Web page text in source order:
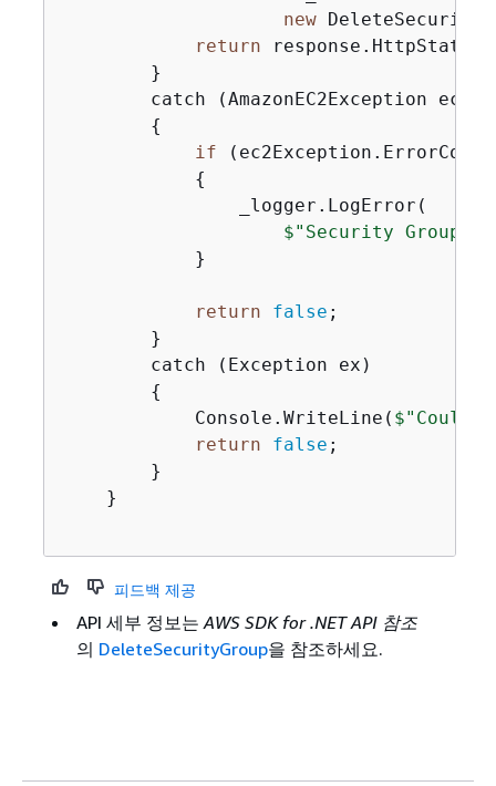
new
return
        }
catch (AmazonEC2Exception
{
if
{
                _logger.LogError(
$"Security Group
            }
return false ;
        }
        catch (Exception ex)
{
            Console.WriteLine(
return
false ;
        }
    }
피드백 제공
API 세부 정보는AWS SDK for .NET API 참조
의 DeleteSecurityGroup을 참조하세요.